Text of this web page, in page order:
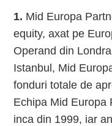
1. Mid Europa
equity, axat pe
Operand din
Istanbul, Mid
fonduri totale de
Echipa Mid Europa
inca din 1999, iar